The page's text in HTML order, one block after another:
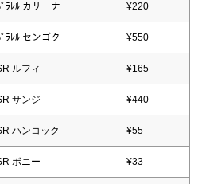
ﾗﾚﾙ カリーナ ¥220
ﾗﾚﾙ センゴク ¥550
ルフィ ¥165
サンジ ¥440
ハンコック ¥55
ボニー ¥33